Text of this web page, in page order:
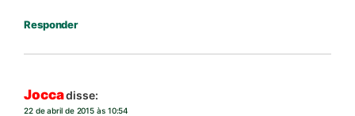
Responder
Joccadisse:
22 de abril de 2015 às 10:54